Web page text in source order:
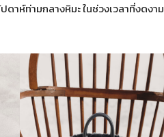
าห์ท่ามกลางหิมะ ในช่วงเวลาที่งดงาม